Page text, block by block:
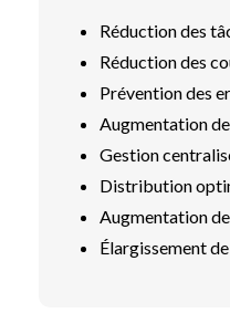
Réduction des
Réduction des
Prévention des
Augmentation
Gestion
Distribution
Augmentation
Élargissement